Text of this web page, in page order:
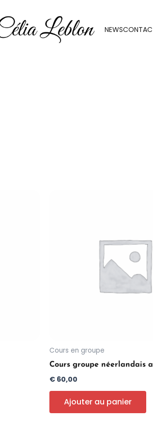
NEWS
Cours en groupe
Cours groupe néerlandais
€ 60,00
Ajouter au panier